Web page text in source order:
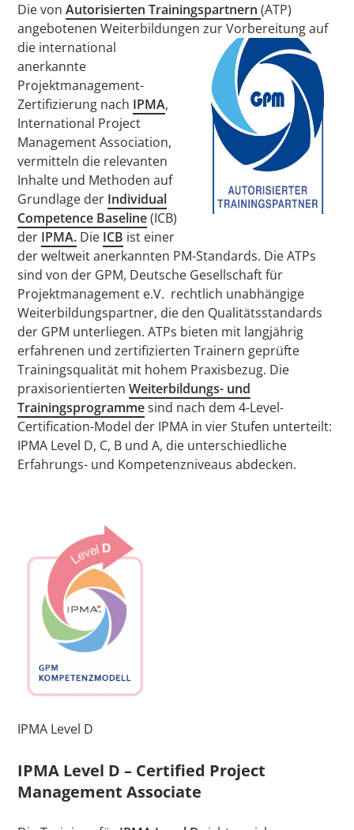
Die von Autorisierten Trainingspartnern (ATP)
angebotenen Weiterbildungen zur Vorbereitung auf
die international
anerkannte
Projektmanagement-
Zertifizierung nach IPMA,
International Project
Management Association,
vermitteln die relevanten
Inhalte und Methoden auf
Grundlage der Individual
Competence Baseline(ICB)
der IPMA. Die ICB ist einer
der weltweit anerkannten PM-Standards. Die ATPs
sind von der GPM, Deutsche Gesellschaft für
Projektmanagement e.V. rechtlich unabhängige
Weiterbildungspartner, die den Qualitätsstandards
der GPM unterliegen. ATPs bieten mit langjährig
erfahrenen und zertifizierten Trainern geprüfte
Trainingsqualität mit hohem Praxisbezug. Die
praxisorientierten Weiterbildungs- und
Trainingsprogrammesind nach dem 4-Level-
Certification-Model der IPMA in vier Stufen unterteilt:
IPMA Level D, C, B und A, die unterschiedliche
Erfahrungs- und Kompetenzniveaus abdecken.
IPMA Level D
IPMA Level D – Certified Project
Management Associate